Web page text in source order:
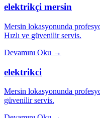
elektrikçi mersin
Mersin lokasyonunda
Hızlı ve güvenilir servis.
Devamını Oku →
elektrikci
Mersin lokasyonunda
güvenilir servis.